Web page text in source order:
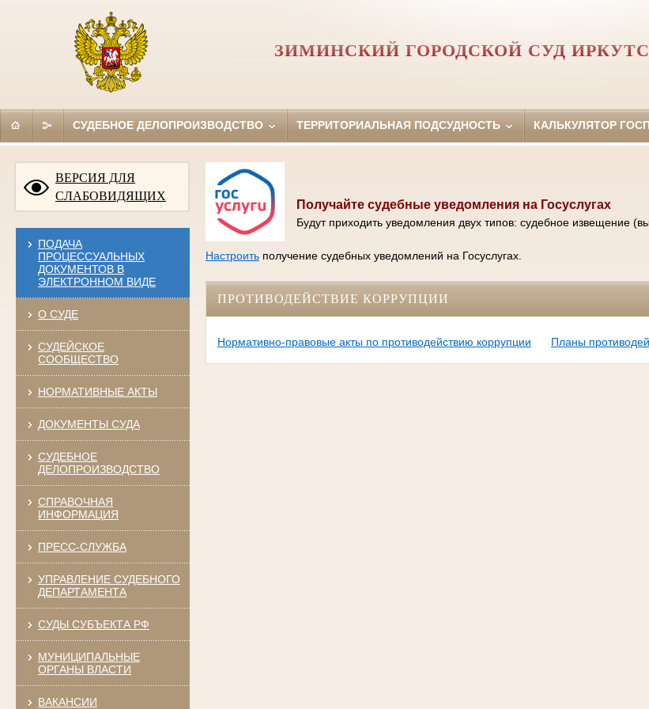
ЗИМИНСКИЙ ГОРОДСКОЙ СУД
СУДЕБНОЕ ДЕЛОПРОИЗВОДСТВО ТЕРРИТОРИАЛЬНАЯ ПОДСУДНОСТЬ КАЛЬКУЛЯТОР
ВЕРСИЯ ДЛЯ
СЛАБОВИДЯЩИХ
ПОДАЧА
ПРОЦЕССУАЛЬНЫХ
ДОКУМЕНТОВ В
ЭЛЕКТРОННОМ ВИДЕ
О СУДЕ
СУДЕЙСКОЕ
СООБЩЕСТВО
НОРМАТИВНЫЕ АКТЫ
ДОКУМЕНТЫ СУДА
СУДЕБНОЕ
ДЕЛОПРОИЗВОДСТВО
СПРАВОЧНАЯ
ИНФОРМАЦИЯ
ПРЕСС-СЛУЖБА
УПРАВЛЕНИЕ СУДЕБНОГО
ДЕПАРТАМЕНТА
СУДЫ СУБЪЕКТА РФ
МУНИЦИПАЛЬНЫЕ
ОРГАНЫ ВЛАСТИ
ВАКАНСИИ
Получайте судебные уведомления на Госуслугах
Будут приходить уведомления двух типов: судебное извещение
Настроитьполучение судебных уведомлений на Госуслугах.
ПРОТИВОДЕЙСТВИЕ КОРРУПЦИИ
Нормативно-правовые акты по противодействию коррупции Планы